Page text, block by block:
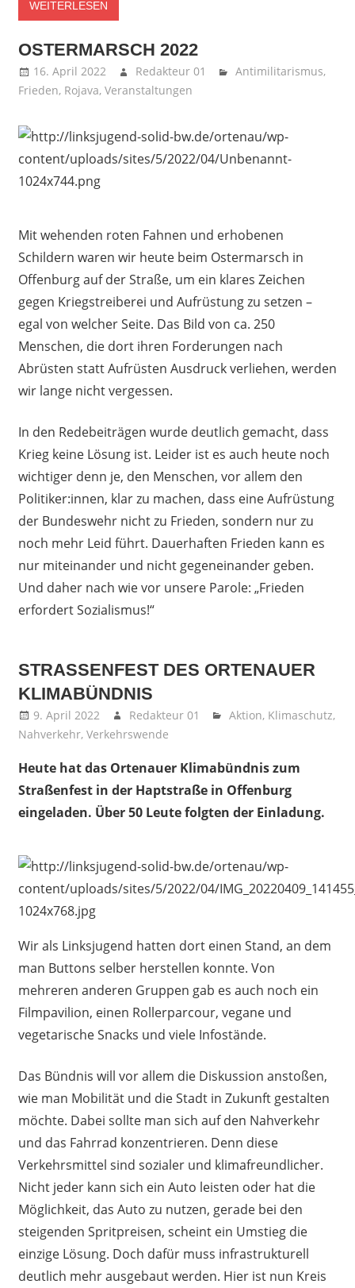
WEITERLESEN
OSTERMARSCH 2022
16. April 2022 Redakteur 01 Antimilitarismus,
Frieden, Rojava, Veranstaltungen
Mit wehenden roten Fahnen und erhobenen
Schildern waren wir heute beim Ostermarsch in
Offenburg auf der Straße, um ein klares Zeichen
gegen Kriegstreiberei und Aufrüstung zu setzen –
egal von welcher Seite. Das Bild von ca. 250
Menschen, die dort ihren Forderungen nach
Abrüsten statt Aufrüsten Ausdruck verliehen, werden
wir lange nicht vergessen.
In den Redebeiträgen wurde deutlich gemacht, dass
Krieg keine Lösung ist. Leider ist es auch heute noch
wichtiger denn je, den Menschen, vor allem den
Politiker:innen, klar zu machen, dass eine Aufrüstung
der Bundeswehr nicht zu Frieden, sondern nur zu
noch mehr Leid führt. Dauerhaften Frieden kann es
nur miteinander und nicht gegeneinander geben.
Und daher nach wie vor unsere Parole: „Frieden
erfordert Sozialismus!“
STRASSENFEST DES ORTENAUER K
LIMABÜNDNIS
9. April 2022 Redakteur 01 Aktion, Klimaschutz,
Nahverkehr, Verkehrswende
Heute hat das Ortenauer Klimabündnis zum
Straßenfest in der Haptstraße in Offenburg
eingeladen. Über 50 Leute folgten der Einladung.
Wir als Linksjugend hatten dort einen Stand, an dem
man Buttons selber herstellen konnte. Von
mehreren anderen Gruppen gab es auch noch ein
Filmpavilion, einen Rollerparcour, vegane und
vegetarische Snacks und viele Infostände.
Das Bündnis will vor allem die Diskussion anstoßen,
wie man Mobilität und die Stadt in Zukunft gestalten
möchte. Dabei sollte man sich auf den Nahverkehr
und das Fahrrad konzentrieren. Denn diese
Verkehrsmittel sind sozialer und klimafreundlicher.
Nicht jeder kann sich ein Auto leisten oder hat die
Möglichkeit, das Auto zu nutzen, gerade bei den
steigenden Spritpreisen, scheint ein Umstieg die
einzige Lösung. Doch dafür muss infrastrukturell
deutlich mehr ausgebaut werden. Hier ist nun Kreis